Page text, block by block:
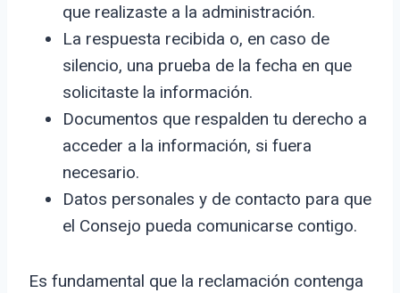
que realizaste a la administración.
La respuesta recibida o, en caso de
silencio, una prueba de la fecha en que
solicitaste la información.
Documentos que respalden tu derecho a
acceder a la información, si fuera
necesario.
Datos personales y de contacto para que
el Consejo pueda comunicarse contigo.
Es fundamental que la reclamación contenga